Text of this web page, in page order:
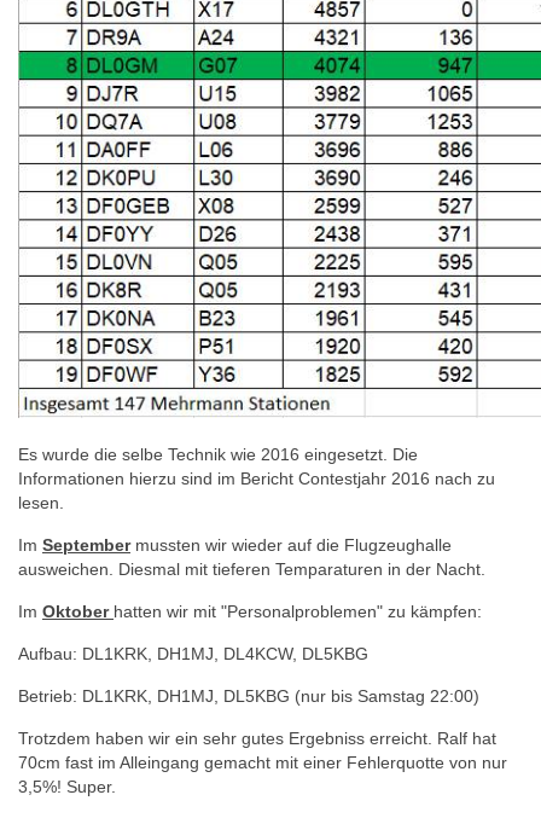
Es wurde die selbe Technik wie 2016 eingesetzt. Die
Informationen hierzu sind im Bericht Contestjahr 2016 nach zu
lesen.
Im Septembermussten wir wieder auf die Flugzeughalle
ausweichen. Diesmal mit tieferen Temparaturen in der Nacht.
Im Oktober hatten wir mit "Personalproblemen" zu kämpfen:
Aufbau: DL1KRK, DH1MJ, DL4KCW, DL5KBG
Betrieb: DL1KRK, DH1MJ, DL5KBG (nur bis Samstag 22:00)
Trotzdem haben wir ein sehr gutes Ergebniss erreicht. Ralf hat
70cm fast im Alleingang gemacht mit einer Fehlerquotte von nur
3,5%! Super.